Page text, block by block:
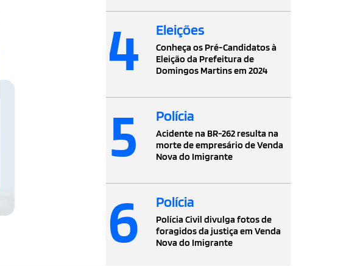
4 Eleições
Conheça os Pré-Candidatos à
Eleição da Prefeitura de
Domingos Martins em 2024
5 Polícia
Acidente na BR-262 resulta na
morte de empresário de Venda
Nova do Imigrante
6 Polícia
Polícia Civil divulga fotos de
foragidos da justiça em Venda
Nova do Imigrante